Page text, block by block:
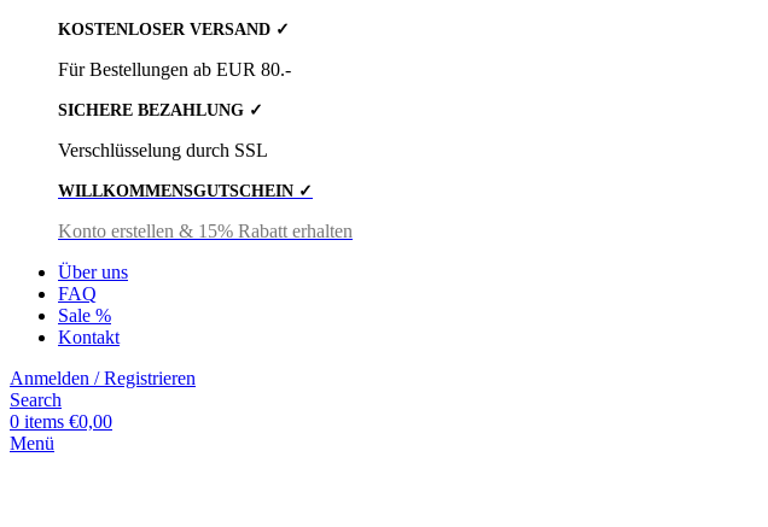
KOSTENLOSER VERSAND ✓
Für Bestellungen ab EUR 80.-
SICHERE BEZAHLUNG ✓
Verschlüsselung durch SSL
WILLKOMMENSGUTSCHEIN ✓
Konto erstellen & 15% Rabatt erhalten
Über uns
FAQ
Sale %
Kontakt
Anmelden / Registrieren
Search
0 items €0,00
Menü